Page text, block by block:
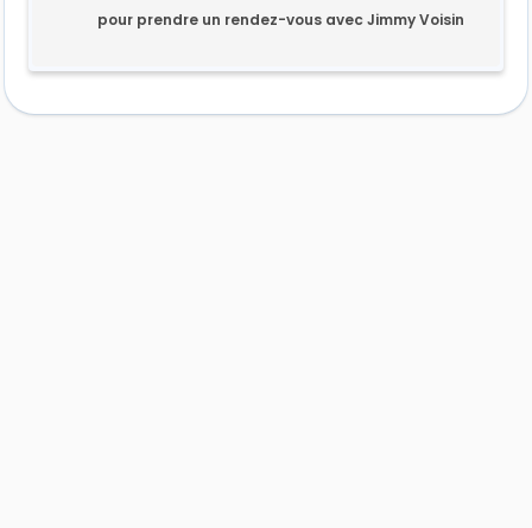
pour prendre un rendez-vous avec Jimmy Voisin